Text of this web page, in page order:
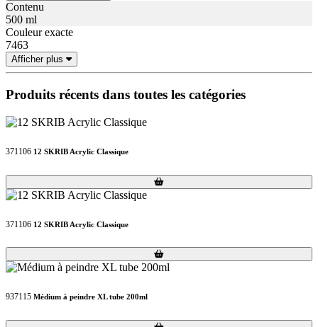
Contenu
500 ml
Couleur exacte
7463
Afficher plus
Produits récents dans toutes les catégories
371106 12 SKRIB Acrylic Classique
Loading...
Loading...
371106 12 SKRIB Acrylic Classique
Loading...
Loading...
937115 Médium à peindre XL tube 200ml